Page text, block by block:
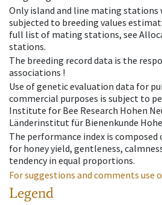
Only island and line mating stations
subjected to breeding values
full list of mating stations, see
stations.
The breeding record data is the
associations !
Use of genetic evaluation data for
commercial purposes is subject to
Institute for Bee Research Hohen
Länderinstitut für Bienenkunde
The performance index is
for honey yield, gentleness,
tendency in equal proportions.
For suggestions and comments use
Legend